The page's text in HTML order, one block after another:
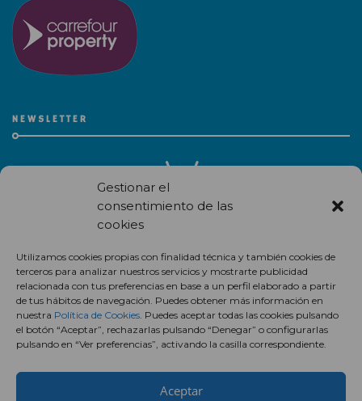
Gestionar el
consentimiento de las
cookies
Utilizamos cookies propias con finalidad técnica y también cookies de
terceros para analizar nuestros servicios y mostrarte publicidad
relacionada con tus preferencias en base a un perfil elaborado a partir
de tus hábitos de navegación. Puedes obtener más información en
nuestra Política de Cookies. Puedes aceptar todas las cookies pulsando
el botón “Aceptar”, rechazarlas pulsando “Denegar” o configurarlas
pulsando en “Ver preferencias”, activando la casilla correspondiente.
Aceptar
NEWSLETTER
centro comercial.
Suscríbete